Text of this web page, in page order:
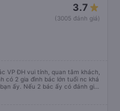
3.7
(3005 đánh giá)
VP ĐH vui tính, quan tâm khách,
ấy. Nếu 2 bác ấy có đánh giá
rất đúng. 2 bác nói rất to. To